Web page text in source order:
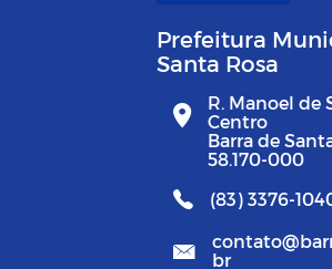
Prefeitura
Santa Rosa
R. Manoel de
Centro
Barra de
58.170-000
(83) 3376-
br